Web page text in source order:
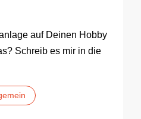
auf Deinen Hobby
Schreib es mir in die